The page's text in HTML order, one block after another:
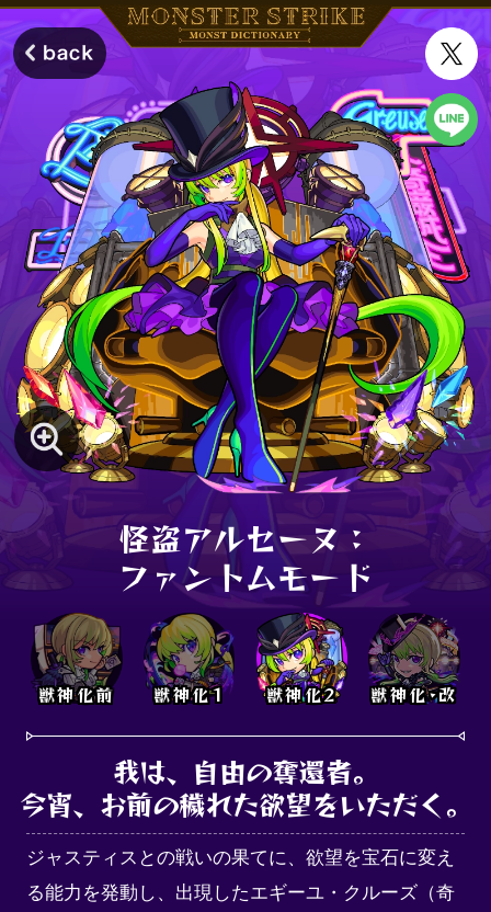
怪盗アルセーヌ：
ファントムモード
獣神化前 獣神化1 獣神化2 獣神化･改
我は、自由の奪還者。
今宵、お前の穢れた欲望をいただく。
ジャスティスとの戦いの果てに、欲望を宝石に変え
る能力を発動し、出現したエギーユ・クルーズ（奇